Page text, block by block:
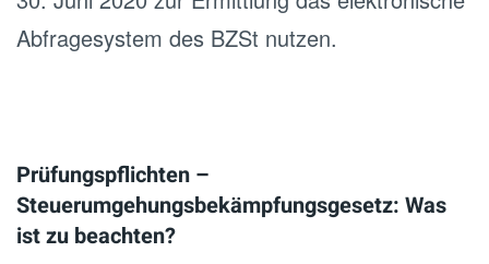
Abfragesystem des BZSt nutzen.
Prüfungspflichten –
Steuerumgehungsbekämpfungsgesetz: Was
ist zu beachten?